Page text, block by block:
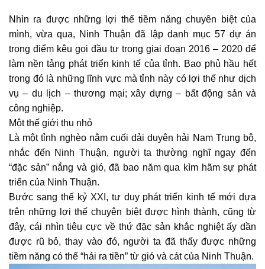
Nhìn ra được những lợi thế tiềm năng chuyên biệt của
mình, vừa qua, Ninh Thuận đã lập danh mục 57 dự án
trọng điểm kêu gọi đầu tư trong giai đoạn 2016 – 2020 để
làm nền tảng phát triển kinh tế của tỉnh. Bao phủ hầu hết
trong đó là những lĩnh vực mà tỉnh này có lợi thế như dịch
vụ – du lịch – thương mại; xây dựng – bất động sản và
công nghiệp.
Một thế giới thu nhỏ
Là một tỉnh nghèo nằm cuối dải duyên hải Nam Trung bộ,
nhắc đến Ninh Thuận, người ta thường nghĩ ngay đến
“đặc sản” nắng và gió, đã bao năm qua kìm hãm sự phát
triển của Ninh Thuận.
Bước sang thế kỷ XXI, tư duy phát triển kinh tế mới dựa
trên những lợi thế chuyên biệt được hình thành, cũng từ
đây, cái nhìn tiêu cực về thứ đặc sản khắc nghiệt ấy dần
được rũ bỏ, thay vào đó, người ta đã thấy được những
tiềm năng có thể “hái ra tiền” từ gió và cát của Ninh Thuận.